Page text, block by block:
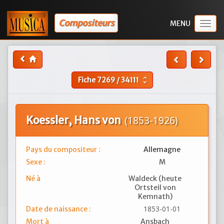
Compositeurs
Fiche7269/34111 unfold_more
Koessler, Hans von (1853-1926)
Pays du compositeur :
Allemagne
Sexe :
M
Né à
Waldeck (heute
Ortsteil von
Kemnath)
Date de naissance :
1853-01-01
Mort à
Ansbach